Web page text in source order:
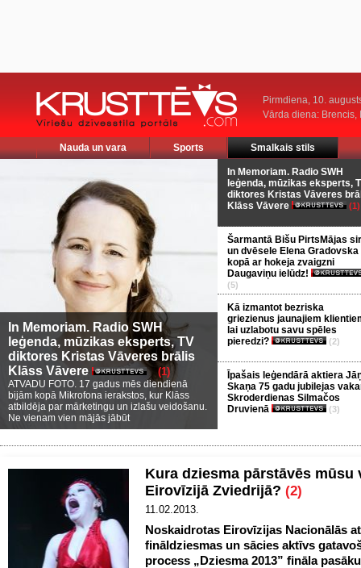
Pirmdiena, 10.
Vārda diena: Brencis,
Nauda un vara Sports Smalkais stils
In Memoriam. Radio SWH
leģenda, mūzikas eksperts, TV
diktores Kristas Vāveres brālis
Klāss Vāvere
(1)
ATVADU FOTO. 17 gadus mēs diendienā
bijām kopā Mikrofona ierakstos, kur Klāss
atbildēja par mārketingu un izlašu veidošanu.
Ne vienam vien mājās jābūt
In Memoriam. Radio SWH
leģenda, mūzikas eksperts,
diktores Kristas Vāveres
Klāss Vāvere
(1)
Šarmantā Bišu PirtsMājas
un dvēsele Elena Gradovska
kopā ar hokeja zvaigzni
Daugaviņu ielūdz!
(5)
Kā izmantot bezriska
griezienus jaunajiem
lai uzlabotu savu spēles
pieredzi?
(2)
Īpašais leģendārā aktiera
Skaņa 75 gadu jubilejas
Skroderdienas Silmačos
Druvienā
(3)
Kura dziesma pārstāvēs mūsu
Eirovīzijā Zviedrijā? (2)
11.02.2013.
Noskaidrotas Eirovīzijas Nacionālās
fināldziesmas un sācies aktīvs
process „Dziesma 2013” fināla